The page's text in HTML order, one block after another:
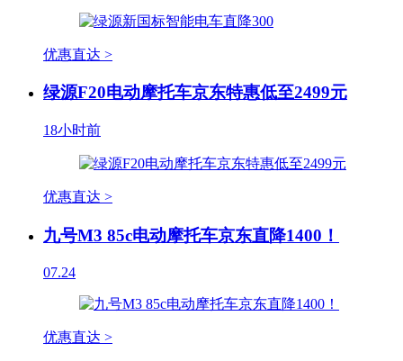
优惠直达 >
绿源F20电动摩托车京东特惠低至2499元
18小时前
优惠直达 >
九号M3 85c电动摩托车京东直降1400！
07.24
优惠直达 >